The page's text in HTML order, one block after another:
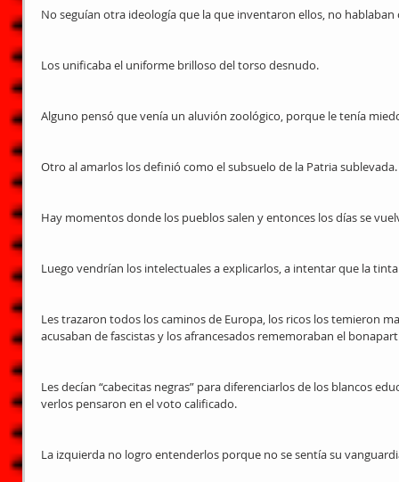
No seguían otra ideología que la que inventaron ellos, no
Los unificaba el uniforme brilloso del torso desnudo.
Alguno pensó que venía un aluvión zoológico, porque le tenía
Otro al amarlos los definió como el subsuelo de la Patria sublevada.
Hay momentos donde los pueblos salen y entonces los días se
Luego vendrían los intelectuales a explicarlos, a intentar que la
Les trazaron todos los caminos de Europa, los ricos los temieron
acusaban de fascistas y los afrancesados rememoraban el
Les decían “cabecitas negras” para diferenciarlos de los blancos
verlos pensaron en el voto calificado.
La izquierda no logro entenderlos porque no se sentía su